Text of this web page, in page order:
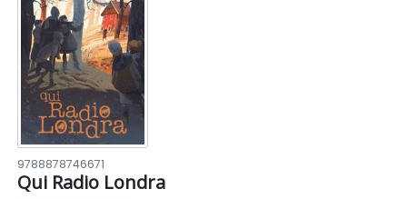
9788878746671
Qui Radio Londra